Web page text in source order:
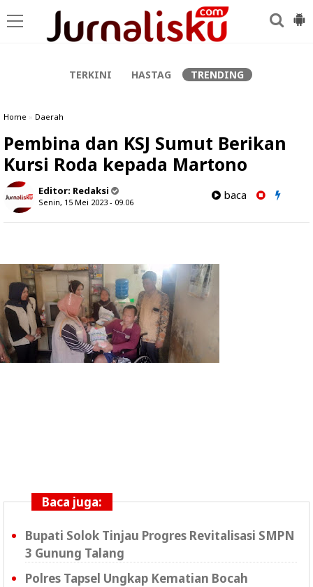
TERKINI HASTAG TRENDING
Home » Daerah
Pembina dan KSJ Sumut Berikan
Kursi Roda kepada Martono
Editor: Redaksi
Senin, 15 Mei 2023 - 09.06
baca
Baca juga:
Bupati Solok Tinjau Progres Revitalisasi SMPN
3 Gunung Talang
Polres Tapsel Ungkap Kematian Bocah